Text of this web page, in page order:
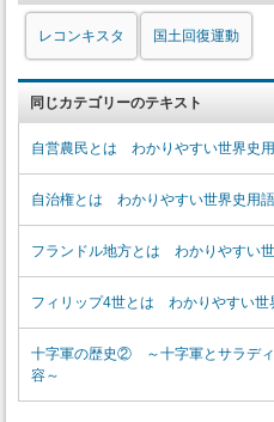
レコンキスタ 国土回復運動
同じカテゴリーのテキスト
自営農民とは わかりやすい世界史
自治権とは わかりやすい世界史用
フランドル地方とは わかりやすい
フィリップ4世とは わかりやすい世
十字軍の歴史② ～十字軍とサラデ
容～